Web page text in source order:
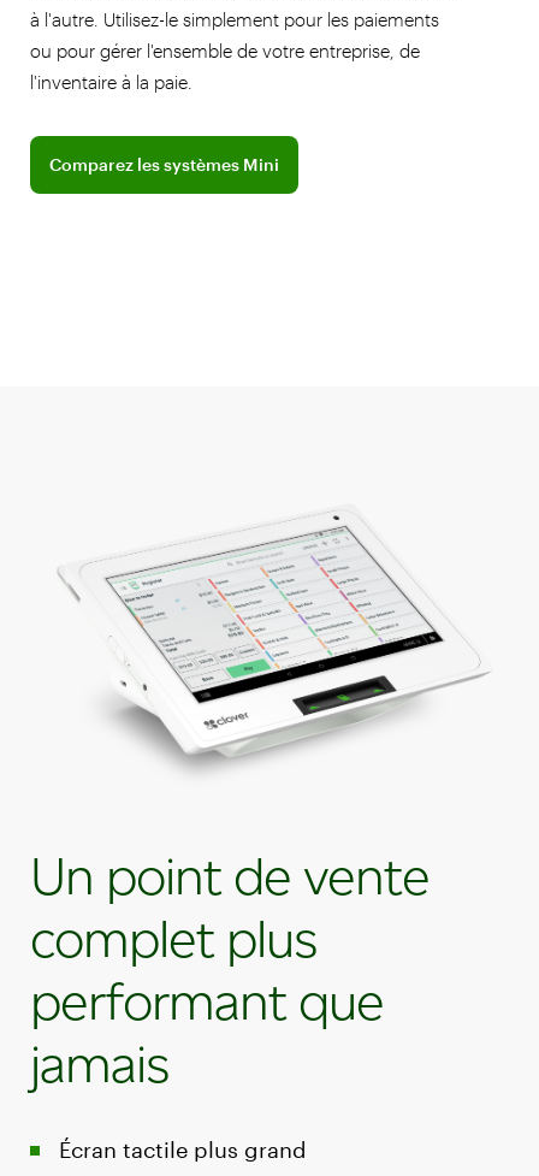
à l'autre. Utilisez-le simplement pour les paiements
ou pour gérer l'ensemble de votre entreprise, de
l'inventaire à la paie.
Comparez les systèmes Mini
Comparez les systèmes Mini
Un point de vente
complet plus
performant que
jamais
Écran tactile plus grand